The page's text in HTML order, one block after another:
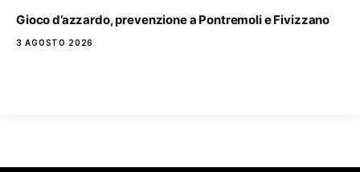
Gioco d’azzardo, prevenzione a Pontremoli e Fivizzano
3 AGOSTO 2026